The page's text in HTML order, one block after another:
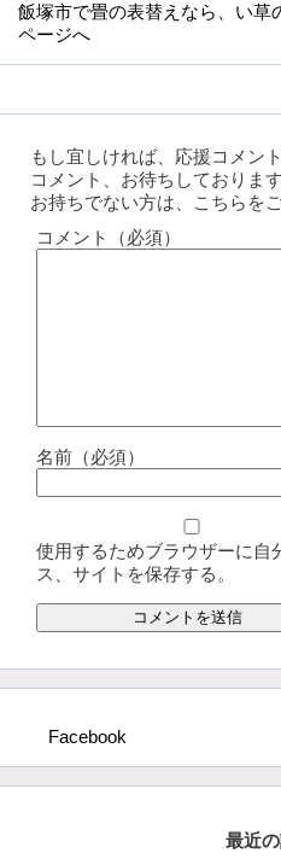
飯塚市で畳の表替えなら
、い
ページへ
もし宜しければ、応援コメン
コメント、お待ちしておりま
お持ちでない方は、こちらを
コメント（必須）
名前（必須）
使用するためブラウザーに自
ス、サイトを保存する。
Facebook
最近